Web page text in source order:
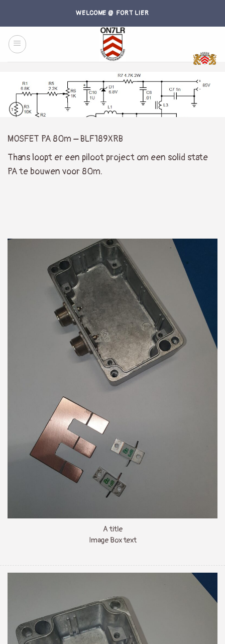
content
WELCOME @ FORT LIER
MOSFET PA 80m – BLF189XRB
Thans loopt er een piloot project om een solid state
PA te bouwen voor 80m.
A title
Image Box text